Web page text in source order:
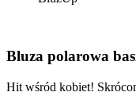
Bluza polarowa
Hit wśród kobiet!